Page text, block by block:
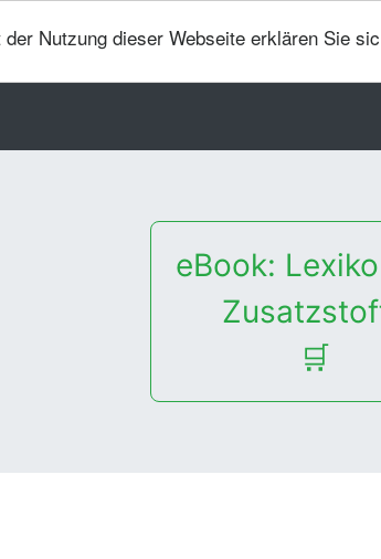
Nutzung dieser Webseite erklären Sie
eBook:
🛒